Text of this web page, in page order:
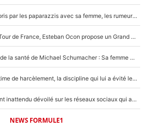
F1 : Charles Leclerc surpris par les paparazzis avec sa femme, les rumeurs étaient vraies !
Comme pour le final du Tour de France, Esteban Ocon propose un Grand Prix de Formule 1 à Paris : «Autour de l’Arc de Triomphe, ce serait génial» !
Nouvelle rumeur autour de la santé de Michael Schumacher : Sa femme Corinna sort du silence
F1 - Lewis Hamilton victime de harcèlement, la discipline qui lui a évité le pire : «J'aurais probablement mal tourné»
Lewis Hamilton : Le talent inattendu dévoilé sur les réseaux sociaux qui a impressionné Kim Kardashian pendant leurs vacances en amoureux !
NEWS FORMULE1